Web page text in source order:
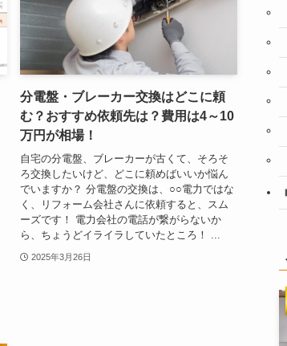
分電盤・ブレーカー交換はどこに頼
む？おすすめ依頼先は？費用は4～10
万円が相場！
自宅の分電盤、ブレーカーが古くて、そろそ
ろ交換したいけど、どこに頼めばいいか悩ん
でいますか？ 分電盤の交換は、○○電力ではな
く、リフォーム会社さんに依頼すると、スム
ーズです！ 電力会社の電話が繋がらないか
ら、ちょうどイライラしていたところ！ ...
2025年3月26日